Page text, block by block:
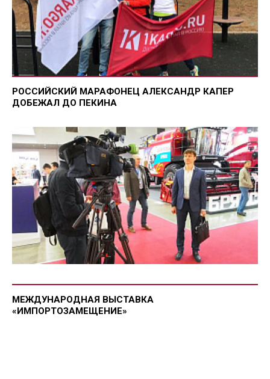
РОССИЙСКИЙ МАРАФОНЕЦ АЛЕКСАНДР КАПЕР
ДОБЕЖАЛ ДО ПЕКИНА
МЕЖДУНАРОДНАЯ ВЫСТАВКА
«ИМПОРТОЗАМЕЩЕНИЕ»